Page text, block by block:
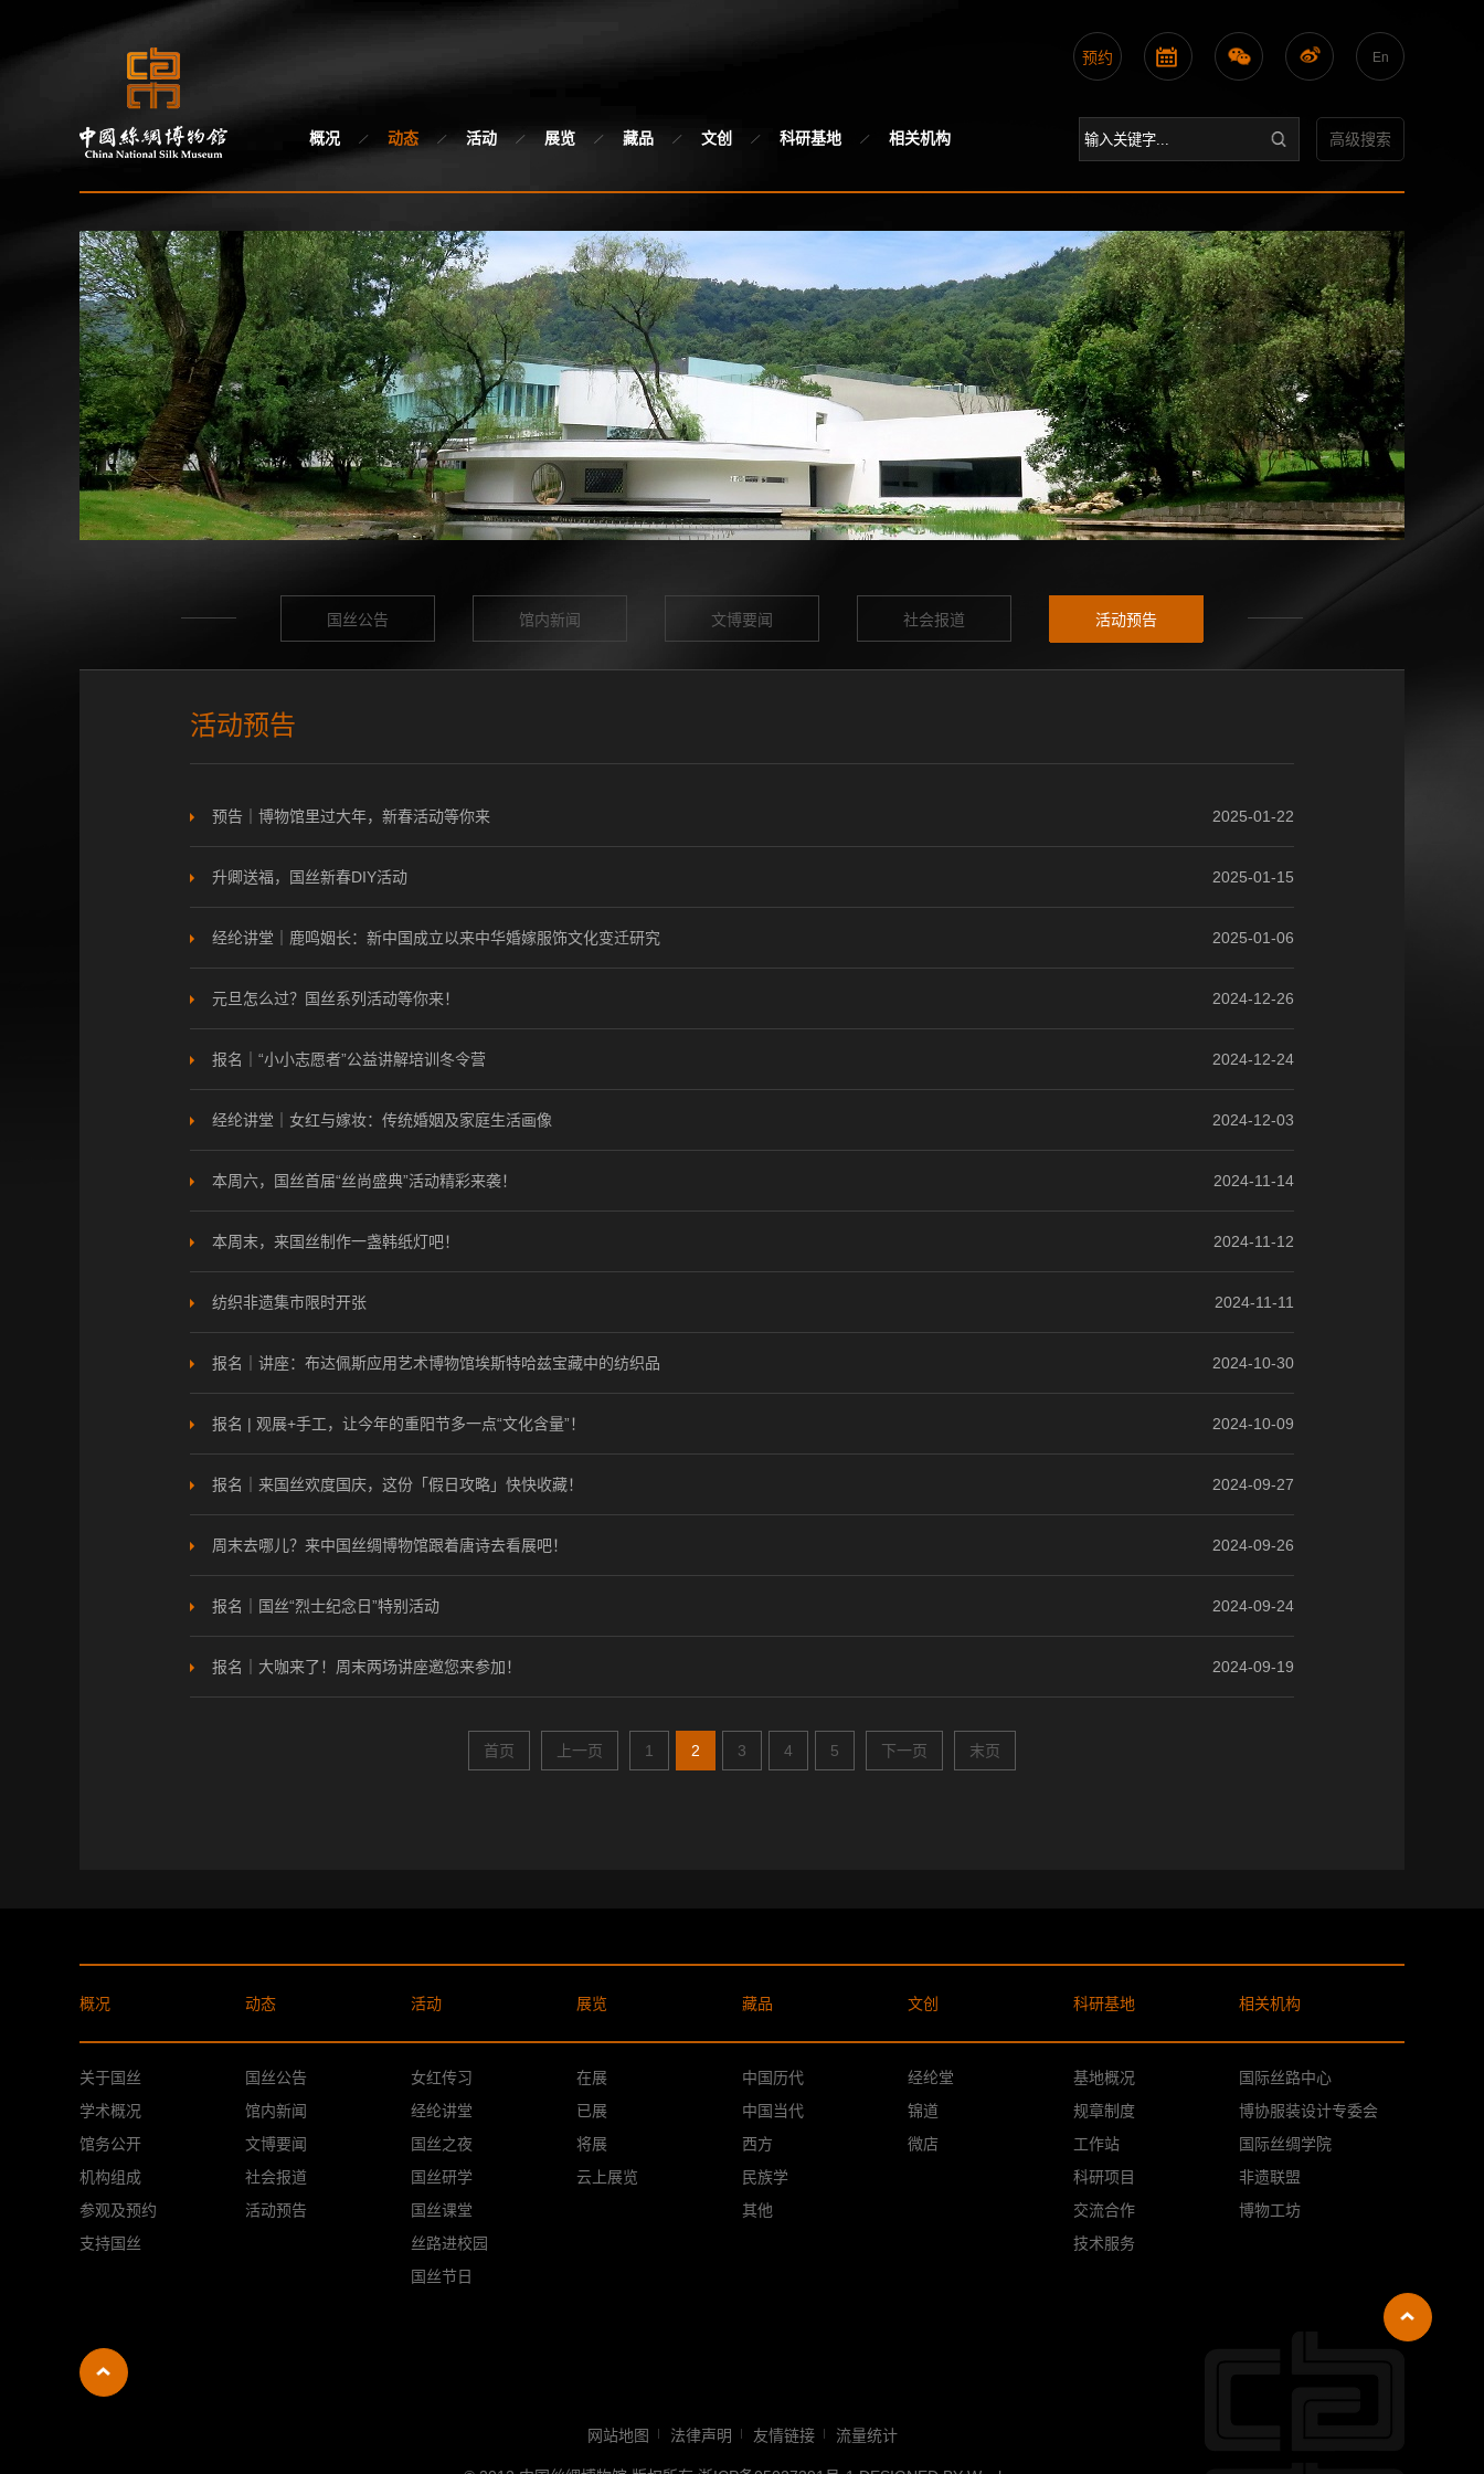
概况 动态 活动 展览 藏品 文创 科研基地 相关机构
En
预约
高级搜索
国丝公告 馆内新闻 文博要闻 社会报道 活动预告
活动预告
预告｜博物馆里过大年，新春活动等你来 2025-01-22
升卿送福，国丝新春DIY活动 2025-01-15
经纶讲堂｜鹿鸣姻长：新中国成立以来中华婚嫁服饰文化变迁研究 2025-01-06
元旦怎么过？国丝系列活动等你来！ 2024-12-26
报名｜“小小志愿者”公益讲解培训冬令营 2024-12-24
经纶讲堂｜女红与嫁妆：传统婚姻及家庭生活画像 2024-12-03
本周六，国丝首届“丝尚盛典”活动精彩来袭！ 2024-11-14
本周末，来国丝制作一盏韩纸灯吧！ 2024-11-12
纺织非遗集市限时开张 2024-11-11
报名｜讲座：布达佩斯应用艺术博物馆埃斯特哈兹宝藏中的纺织品 2024-10-30
报名 | 观展+手工，让今年的重阳节多一点“文化含量”！ 2024-10-09
报名｜来国丝欢度国庆，这份「假日攻略」快快收藏！ 2024-09-27
周末去哪儿？来中国丝绸博物馆跟着唐诗去看展吧！ 2024-09-26
报名｜国丝“烈士纪念日”特别活动 2024-09-24
报名｜大咖来了！周末两场讲座邀您来参加！ 2024-09-19
首页 上一页 1 2 3 4 5 下一页 末页
概况 动态 活动 展览 藏品 文创 科研基地 相关机构
关于国丝
学术概况
馆务公开
机构组成
参观及预约
支持国丝
国丝公告
馆内新闻
文博要闻
社会报道
活动预告
女红传习
经纶讲堂
国丝之夜
国丝研学
国丝课堂
丝路进校园
国丝节日
在展
已展
将展
云上展览
中国历代
中国当代
西方
民族学
其他
经纶堂
锦道
微店
基地概况
规章制度
工作站
科研项目
交流合作
技术服务
国际丝路中心
博协服装设计专委会
国际丝绸学院
非遗联盟
博物工坊
网站地图 法律声明 友情链接 流量统计